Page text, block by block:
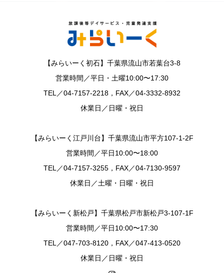
【みらいーく初石】千葉県流山市若葉台3-8
営業時間／平日・土曜10:00〜17:30
TEL／04-7157-2218，FAX／04-3332-8932
休業日／日曜・祝日
【みらいーく江戸川台】千葉県流山市平方107-1-2F
営業時間／平日10:00〜18:00
TEL／04-7157-3255，FAX／04-7130-9597
休業日／土曜・日曜・祝日
【みらいーく新松戸】千葉県松戸市新松戸3-107-1F
営業時間／平日10:00〜17:30
TEL／047-703-8120，FAX／047-413-0520
休業日／日曜・祝日